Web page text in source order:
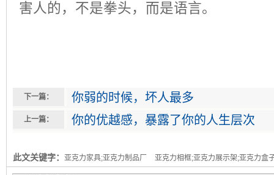
害人的，不是拳头，而是语言。
下一篇： 你弱的时候，坏人最多
上一篇： 你的优越感，暴露了你的人生层次
此文关键字： 亚克力家具;亚克力制品厂 亚克力相框;亚克力展示架;亚克力盒